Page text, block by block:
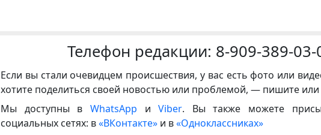
Телефон редакции: 8-909-389-03-
Если вы стали очевидцем происшествия, у вас есть фото или
хотите поделиться своей новостью или проблемой, — пишите или
Мы доступны в WhatsApp иViber. Вы также можете
социальных сетях: в«ВКонтакте» и в«Одноклассниках»